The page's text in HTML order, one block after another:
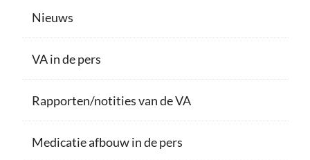
Nieuws
VA in de pers
Rapporten/notities van de VA
Medicatie afbouw in de pers